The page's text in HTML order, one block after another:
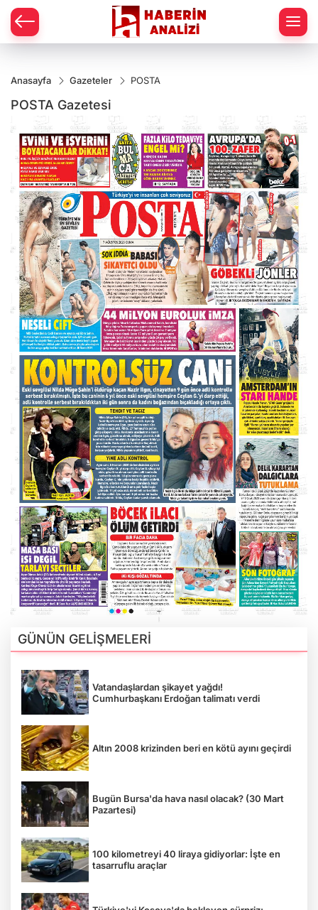
Anasayfa Gazeteler POSTA
POSTA Gazetesi
GÜNÜN GELİŞMELERİ
Vatandaşlardan şikayet yağdı!
Cumhurbaşkanı Erdoğan talimatı verdi
Altın 2008 krizinden beri en kötü ayını geçirdi
Bugün Bursa'da hava nasıl olacak? (30 Mart
Pazartesi)
100 kilometreyi 40 liraya gidiyorlar: İşte en
tasarruflu araçlar